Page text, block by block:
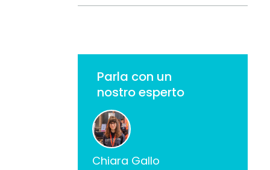
Parla con un
nostro esperto
Chiara Gallo